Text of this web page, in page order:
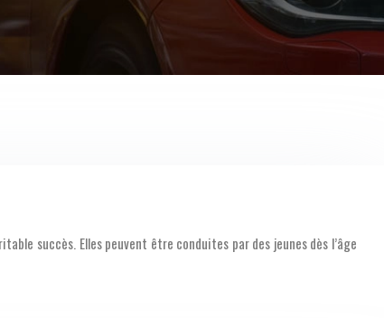
succès. Elles peuvent être conduites par des jeunes dès l’âge